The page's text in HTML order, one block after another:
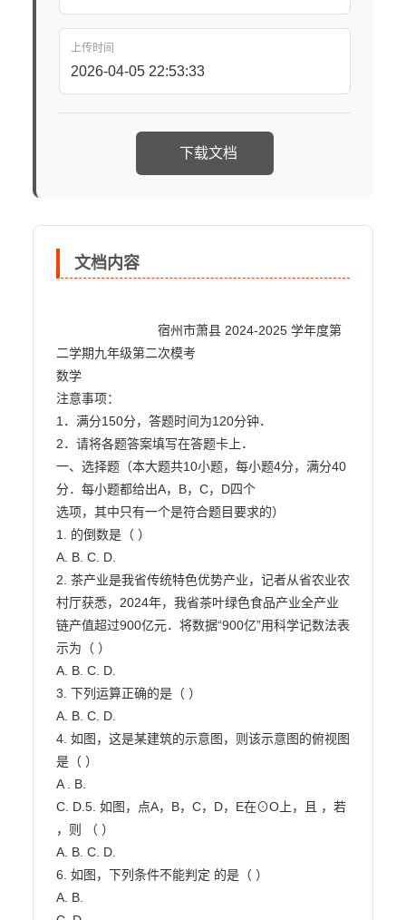
上传时间
2026-04-05 22:53:33
下载文档
文档内容
二学期九年级第二次模考
数学
注意事项：
1．满分150分，答题时间为120分钟．
2．请将各题答案填写在答题卡上．
一、选择题（本大题共10小题，每小题4分，满分40
分．每小题都给出A，B，C，D四个
选项，其中只有一个是符合题目要求的）
1. 的倒数是（ ）
A. B. C. D.
2. 茶产业是我省传统特色优势产业，记者从省农业农
村厅获悉，2024年，我省茶叶绿色食品产业全产业
链产值超过900亿元．将数据“900亿”用科学记数法表
示为（ ）
A. B. C. D.
3. 下列运算正确的是（ ）
A. B. C. D.
4. 如图，这是某建筑的示意图，则该示意图的俯视图
是（ ）
A . B.
C. D.5. 如图，点A，B，C，D，E在⊙O上，且 ，若
，则 （ ）
A. B. C. D.
6. 如图，下列条件不能判定 的是（ ）
A. B.